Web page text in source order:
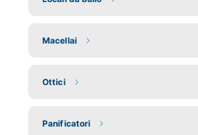
Macellai
Ottici
Panificatori